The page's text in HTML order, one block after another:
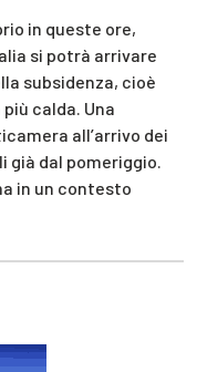
in queste ore,
si potrà arrivare
subsidenza, cioè
calda. Una
all’arrivo dei
già dal pomeriggio.
in un contesto